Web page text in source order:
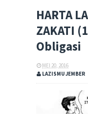
HARTA
ZAKATI
Obligasi
MEI 20, 2016
LAZISMU JEMBER